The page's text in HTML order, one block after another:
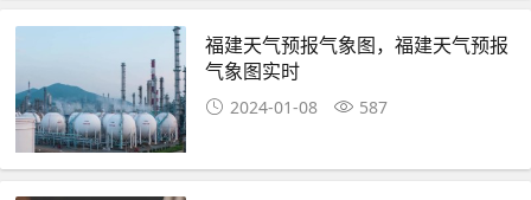
福建天气预报气象图，福建天气预报
气象图实时
2024-01-08 587